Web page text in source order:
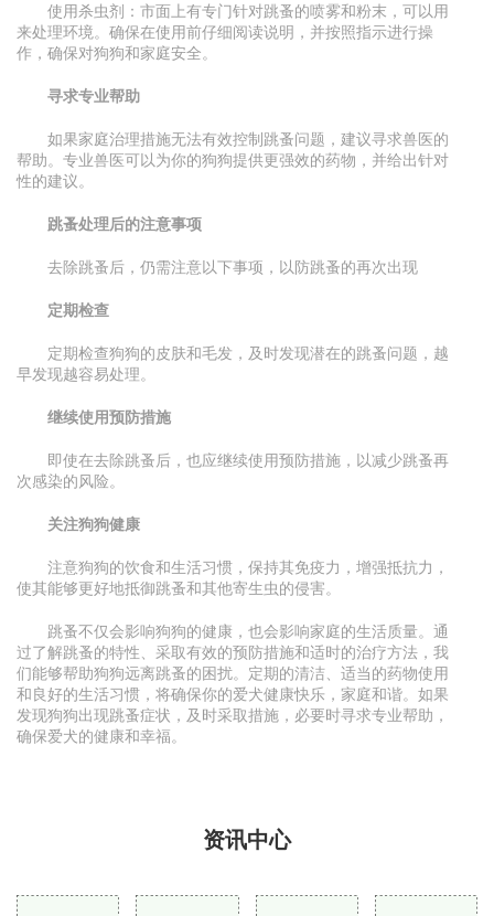
使用杀虫剂：市面上有专门针对跳蚤的喷雾和粉末，可以用
来处理环境。确保在使用前仔细阅读说明，并按照指示进行操
作，确保对狗狗和家庭安全。
寻求专业帮助
如果家庭治理措施无法有效控制跳蚤问题，建议寻求兽医的
帮助。专业兽医可以为你的狗狗提供更强效的药物，并给出针对
性的建议。
跳蚤处理后的注意事项
去除跳蚤后，仍需注意以下事项，以防跳蚤的再次出现
定期检查
定期检查狗狗的皮肤和毛发，及时发现潜在的跳蚤问题，越
早发现越容易处理。
继续使用预防措施
即使在去除跳蚤后，也应继续使用预防措施，以减少跳蚤再
次感染的风险。
关注狗狗健康
注意狗狗的饮食和生活习惯，保持其免疫力，增强抵抗力，
使其能够更好地抵御跳蚤和其他寄生虫的侵害。
跳蚤不仅会影响狗狗的健康，也会影响家庭的生活质量。通
过了解跳蚤的特性、采取有效的预防措施和适时的治疗方法，我
们能够帮助狗狗远离跳蚤的困扰。定期的清洁、适当的药物使用
和良好的生活习惯，将确保你的爱犬健康快乐，家庭和谐。如果
发现狗狗出现跳蚤症状，及时采取措施，必要时寻求专业帮助，
确保爱犬的健康和幸福。
资讯中心